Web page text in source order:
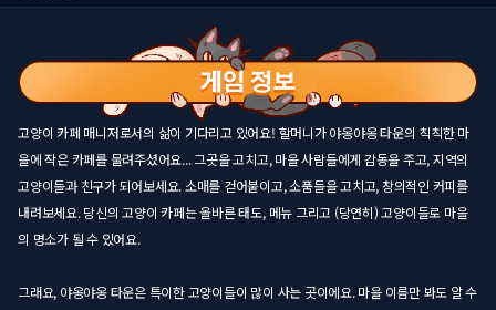
고양이 카페 매니저로서의 삶이 기다리고 있어요! 할머니가 야옹야옹 타운의 칙칙한 마
을에 작은 카페를 물려주셨어요... 그곳을 고치고, 마을 사람들에게 감동을 주고, 지역의
고양이들과 친구가 되어보세요. 소매를 걷어붙이고, 소품들을 고치고, 창의적인 커피를
내려보세요. 당신의 고양이 카페는 올바른 태도, 메뉴 그리고 (당연히) 고양이들로 마을
의 명소가 될 수 있어요.
그래요, 야옹야옹 타운은 특이한 고양이들이 많이 사는 곳이에요. 마을 이름만 봐도 알 수